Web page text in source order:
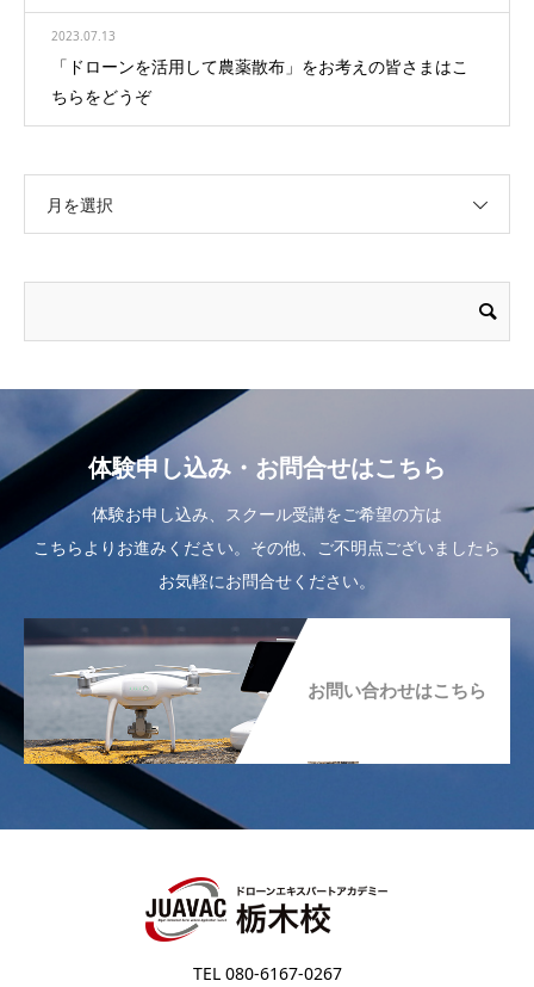
2023.07.13
「ドローンを活用して農薬散布」をお考えの皆さまはこ
ちらをどうぞ
月を選択
体験申し込み・お問合せはこちら
体験お申し込み、スクール受講をご希望の方は
こちらよりお進みください。その他、ご不明点ございましたら
お気軽にお問合せください。
お問い合わせはこちら
TEL 080-6167-0267